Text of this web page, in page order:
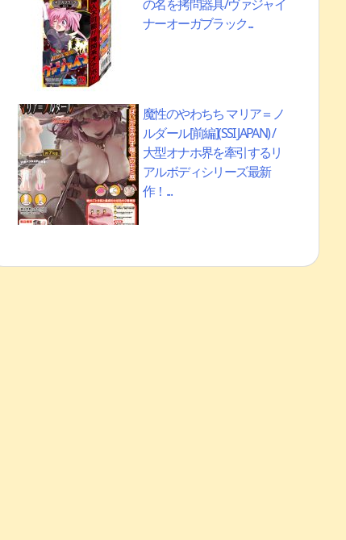
の名を拷問器具/ヴァジャイ
ナーオーガブラック...
魔性のやわちち マリア＝ノ
ルダール[前編](SSI JAPAN) /
大型オナホ界を牽引するリ
アルボディシリーズ最新
作！...